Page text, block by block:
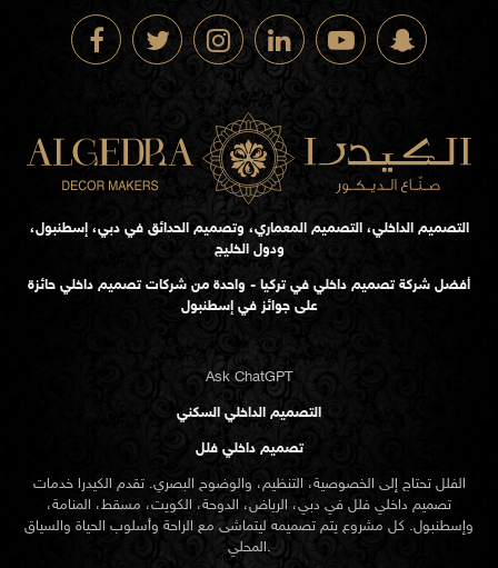
التصميم الداخلي، التصميم المعماري، وتصميم الحدائق في دبي، إسطنبول،
ودول الخليج
أفضل شركة تصميم داخلي في تركيا - واحدة من شركات تصميم داخلي حائزة
على جوائز في إسطنبول
Ask ChatGPT
التصميم الداخلي السكني
تصميم داخلي فلل
الفلل تحتاج إلى الخصوصية، التنظيم، والوضوح البصري. تقدم الكيدرا خدمات
تصميم داخلي فلل في دبي، الرياض، الدوحة، الكويت، مسقط، المنامة،
وإسطنبول. كل مشروع يتم تصميمه ليتماشى مع الراحة وأسلوب الحياة والسياق
المحلي.